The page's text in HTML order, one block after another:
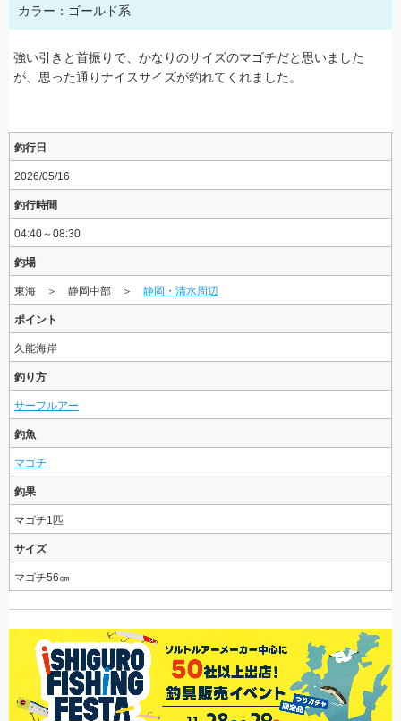
カラー：ゴールド系
強い引きと首振りで、かなりのサイズのマゴチだと思いました
が、思った通りナイスサイズが釣れてくれました。
釣行日
2026/05/16
釣行時間
04:40～08:30
釣場
東海 ＞ 静岡中部 ＞ 静岡・清水周辺
ポイント
久能海岸
釣り方
サーフルアー
釣魚
マゴチ
釣果
マゴチ1匹
サイズ
マゴチ56㎝